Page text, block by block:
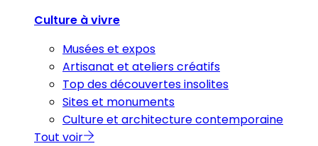
Culture à vivre
Musées et expos
Artisanat et ateliers créatifs
Top des découvertes insolites
Sites et monuments
Culture et architecture contemporaine
Tout voir